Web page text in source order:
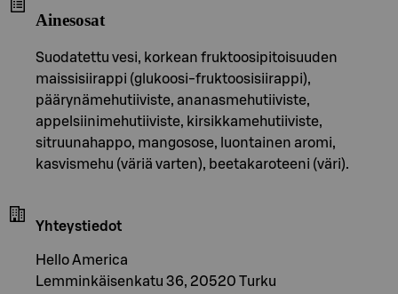
Ainesosat
Suodatettu vesi, korkean fruktoosipitoisuuden
maissisiirappi (glukoosi-fruktoosisiirappi),
päärynämehutiiviste, ananasmehutiiviste,
appelsiinimehutiiviste, kirsikkamehutiiviste,
sitruunahappo, mangosose, luontainen aromi,
kasvismehu (väriä varten), beetakaroteeni (väri).
Yhteystiedot
Hello America
Lemminkäisenkatu 36, 20520 Turku